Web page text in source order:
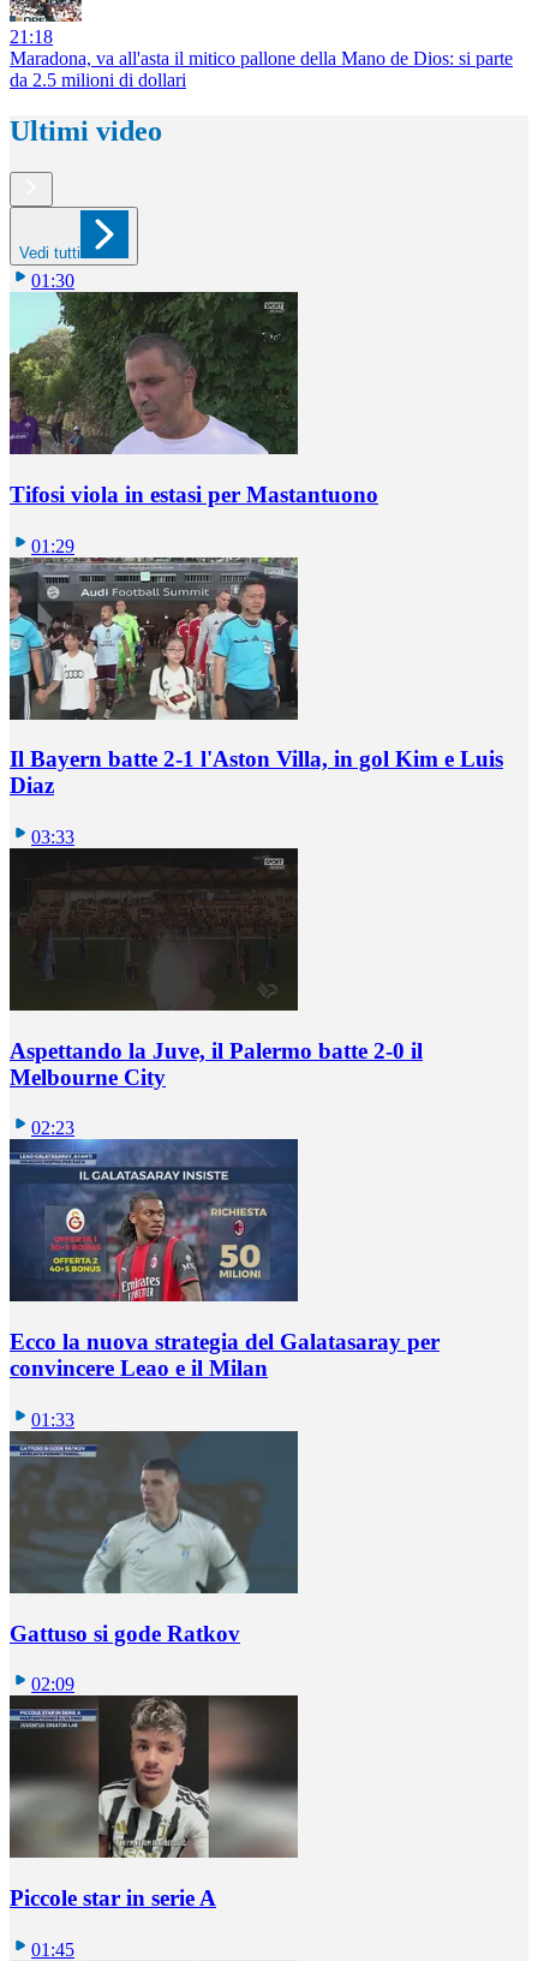
21:18
Maradona, va all'asta il mitico pallone della Mano de Dios: si parte
da 2.5 milioni di dollari
Ultimi video
Vedi tutti
01:30
Tifosi viola in estasi per Mastantuono
01:29
Il Bayern batte 2-1 l'Aston Villa, in gol Kim e Luis
Diaz
03:33
Aspettando la Juve, il Palermo batte 2-0 il
Melbourne City
02:23
Ecco la nuova strategia del Galatasaray per
convincere Leao e il Milan
01:33
Gattuso si gode Ratkov
02:09
Piccole star in serie A
01:45